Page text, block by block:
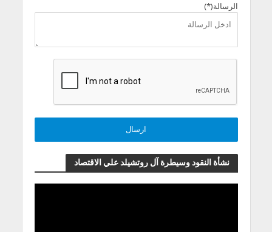
الرسالة(*)
نشأة النقود وسيطرة آل روتشيلد علي الاقتصاد